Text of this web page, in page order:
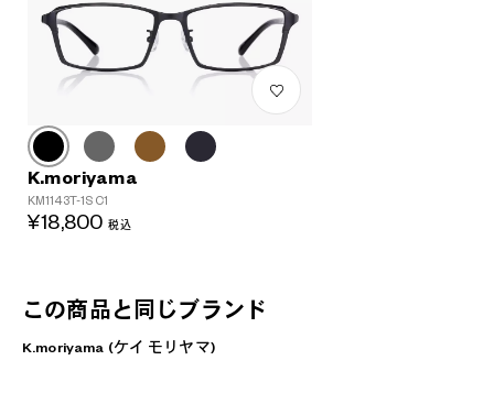
K.moriyama
KM1143T-1S C1
¥18,800 税込
この商品と同じブランド
K.moriyama (ケイ モリヤマ)